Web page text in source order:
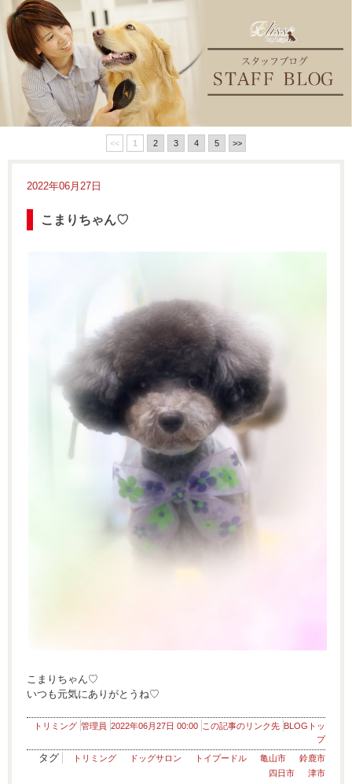
<< 1 2 3 4 5 >>
2022年06月27日
こまりちゃん♡
こまりちゃん♡
いつも元気にありがとうね♡
トリミング 管理員 2022年06月27日 00:00 この記事のリンク先 BLOGトッ
プ
タグ トリミング ドッグサロン トイプードル 亀山市
鈴鹿市
四日市
津市